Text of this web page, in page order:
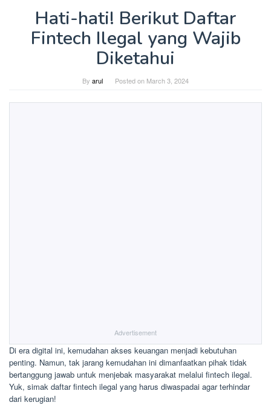
Hati-hati! Berikut Daftar
Fintech Ilegal yang Wajib
Diketahui
By arul Posted on March 3, 2024
Advertisement
Di era digital ini, kemudahan akses keuangan menjadi kebutuhan
penting. Namun, tak jarang kemudahan ini dimanfaatkan pihak tidak
bertanggung jawab untuk menjebak masyarakat melalui fintech ilegal.
Yuk, simak daftar fintech ilegal yang harus diwaspadai agar terhindar
dari kerugian!